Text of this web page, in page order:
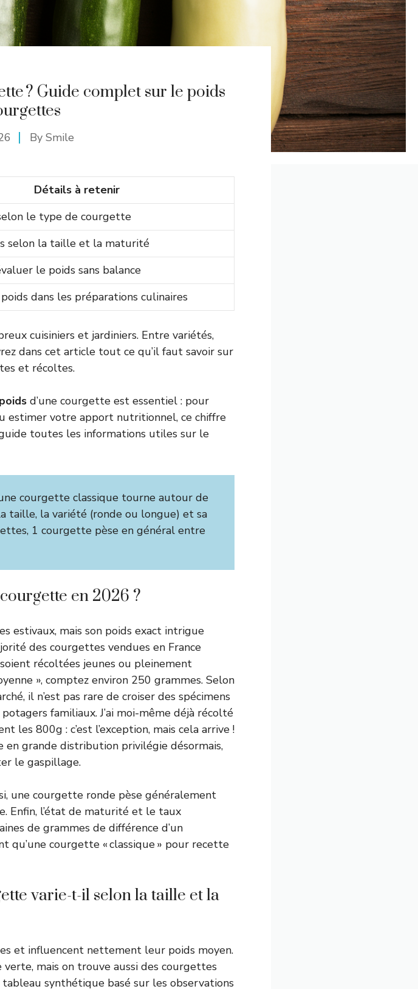
? Guide complet sur le poids
By Smile
Détails à retenir
le type de courgette
selon la taille et la maturité
le poids sans balance
dans les préparations culinaires
cuisiniers et jardiniers. Entre variétés,
dans cet article tout ce qu’il faut savoir sur
et récoltes.
poids d’une courgette est essentiel : pour
estimer votre apport nutritionnel, ce chiffre
toutes les informations utiles sur le
courgette classique tourne autour de
taille, la variété (ronde ou longue) et sa
1 courgette pèse en général entre
en 2026 ?
estivaux, mais son poids exact intrigue
des courgettes vendues en France
récoltées jeunes ou pleinement
», comptez environ 250 grammes. Selon
il n’est pas rare de croiser des spécimens
familiaux. J’ai moi-même déjà récolté
les 800g : c’est l’exception, mais cela arrive !
grande distribution privilégie désormais,
le gaspillage.
une courgette ronde pèse généralement
Enfin, l’état de maturité et le taux
de grammes de différence d’un
qu’une courgette « classique » pour recette
varie-t-il selon la taille et la
et influencent nettement leur poids moyen.
mais on trouve aussi des courgettes
tableau synthétique basé sur les observations